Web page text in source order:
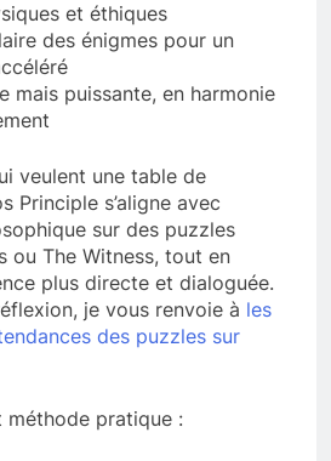
et éthiques
des énigmes pour un
mais puissante, en harmonie
veulent une table de
Principle s’aligne avec
sur des puzzles
ou The Witness, tout en
plus directe et dialoguée.
je vous renvoie à les
des puzzles sur
méthode pratique :